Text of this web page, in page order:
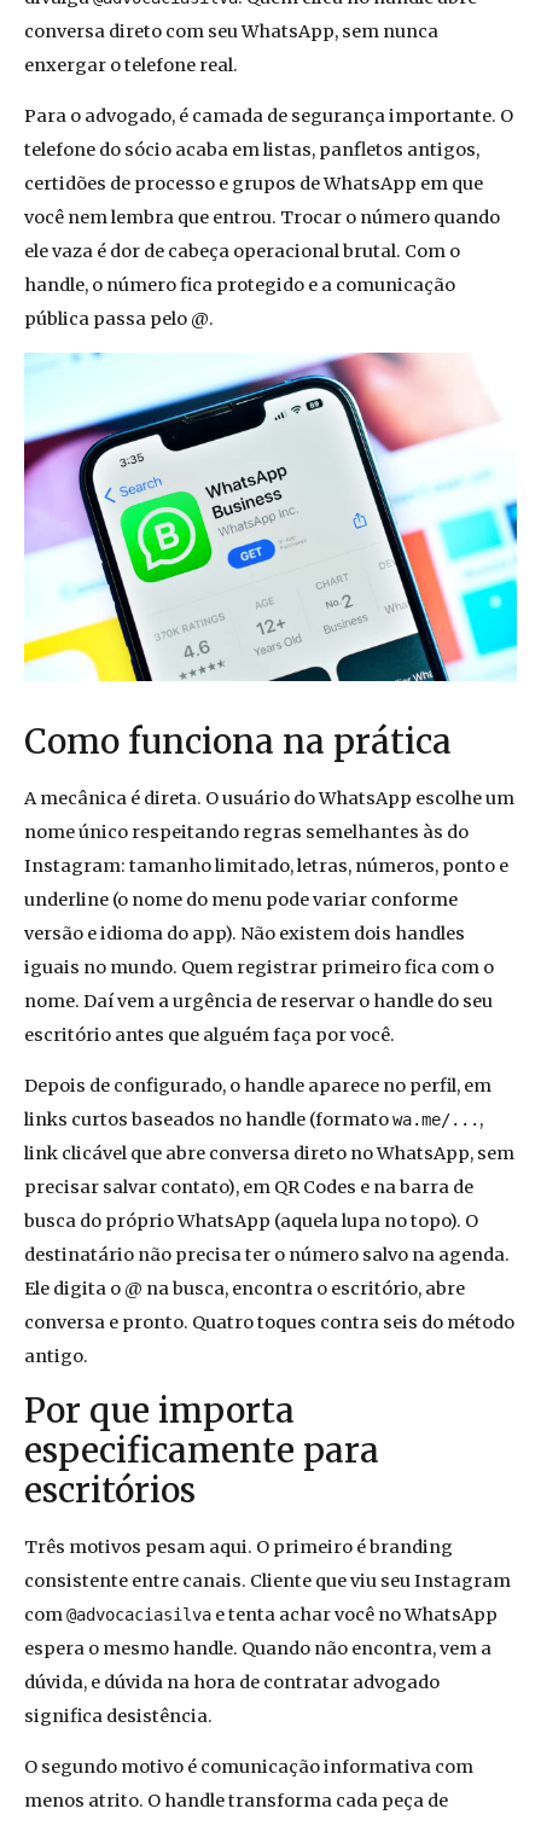
conversa direto com seu WhatsApp, sem nunca
enxergar o telefone real.
Para o advogado, é camada de segurança importante. O
telefone do sócio acaba em listas, panfletos antigos,
certidões de processo e grupos de WhatsApp em que
você nem lembra que entrou. Trocar o número quando
ele vaza é dor de cabeça operacional brutal. Com o
handle, o número fica protegido e a comunicação
pública passa pelo @.
Como funciona na prática
A mecânica é direta. O usuário do WhatsApp escolhe um
nome único respeitando regras semelhantes às do
Instagram: tamanho limitado, letras, números, ponto e
underline (o nome do menu pode variar conforme
versão e idioma do app). Não existem dois handles
iguais no mundo. Quem registrar primeiro fica com o
nome. Daí vem a urgência de reservar o handle do seu
escritório antes que alguém faça por você.
Depois de configurado, o handle aparece no perfil, em
links curtos baseados no handle (formatowa.me/... ,
link clicável que abre conversa direto no WhatsApp, sem
precisar salvar contato), em QR Codes e na barra de
busca do próprio WhatsApp (aquela lupa no topo). O
destinatário não precisa ter o número salvo na agenda.
Ele digita o @ na busca, encontra o escritório, abre
conversa e pronto. Quatro toques contra seis do método
antigo.
Por que importa
especificamente para
escritórios
Três motivos pesam aqui. O primeiro é branding
consistente entre canais. Cliente que viu seu Instagram
com @advocaciasilva e tenta achar você no WhatsApp
espera o mesmo handle. Quando não encontra, vem a
dúvida, e dúvida na hora de contratar advogado
significa desistência.
O segundo motivo é comunicação informativa com
menos atrito. O handle transforma cada peça de